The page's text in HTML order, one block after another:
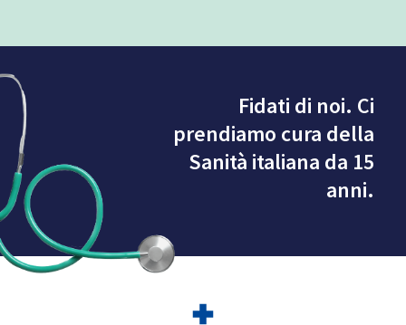
Fidati di noi. Ci
prendiamo cura della
Sanità italiana da 15
anni.